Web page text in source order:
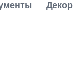
Декор